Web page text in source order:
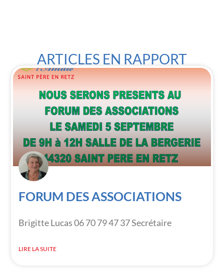
ARTICLES EN RAPPORT
FORUM DES ASSOCIATIONS
Brigitte Lucas 06 70 79 47 37 Secrétaire
LIRE LA SUITE